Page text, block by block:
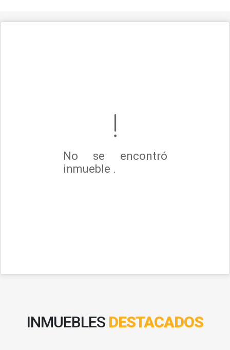
No se encontró
inmueble .
INMUEBLES DESTACADOS